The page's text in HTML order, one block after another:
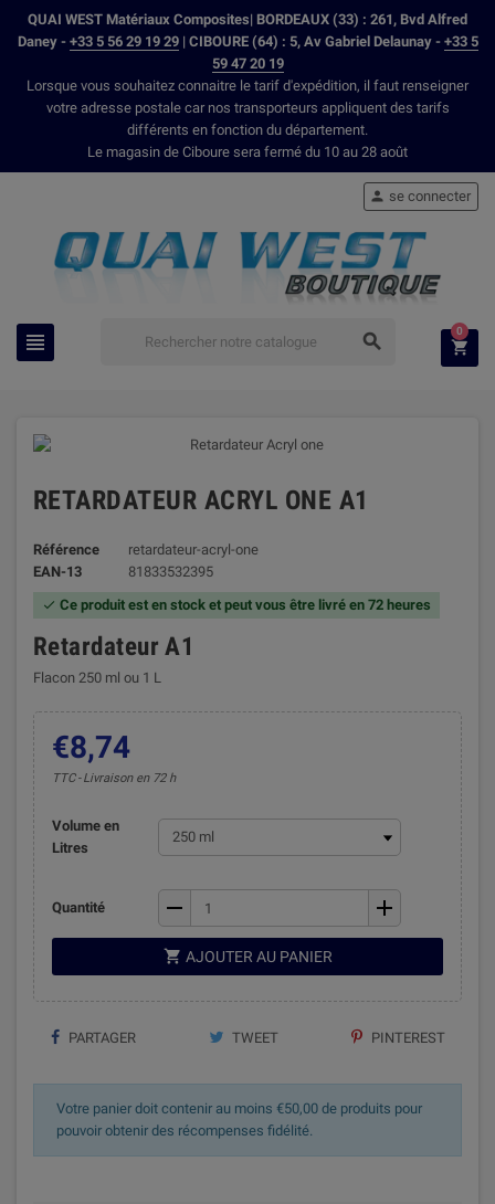
QUAI WEST Matériaux Composites| BORDEAUX (33) : 261, Bvd Alfred
Daney - +33 5 56 29 19 29| CIBOURE (64) : 5, Av Gabriel Delaunay - +33 5
59 47 20 19
Lorsque vous souhaitez connaitre le tarif d'expédition, il faut renseigner
votre adresse postale car nos transporteurs appliquent des tarifs
différents en fonction du département.
Le magasin de Ciboure sera fermé du 10 au 28 août
 
 se connecter

0
RETARDATEUR ACRYL ONE A1
Référence
retardateur-acryl-one
EAN-13
81833532395
 Ce produit est en stock et peut vous être livré en 72 heures
Retardateur A1
Flacon 250 ml ou 1 L
€8,74
TTC Livraison en 72 h
Volume en
Litres
Quantité remove add
 AJOUTER AU PANIER
PARTAGER TWEET PINTEREST
Votre panier doit contenir au moins €50,00 de produits pour
pouvoir obtenir des récompenses fidélité.